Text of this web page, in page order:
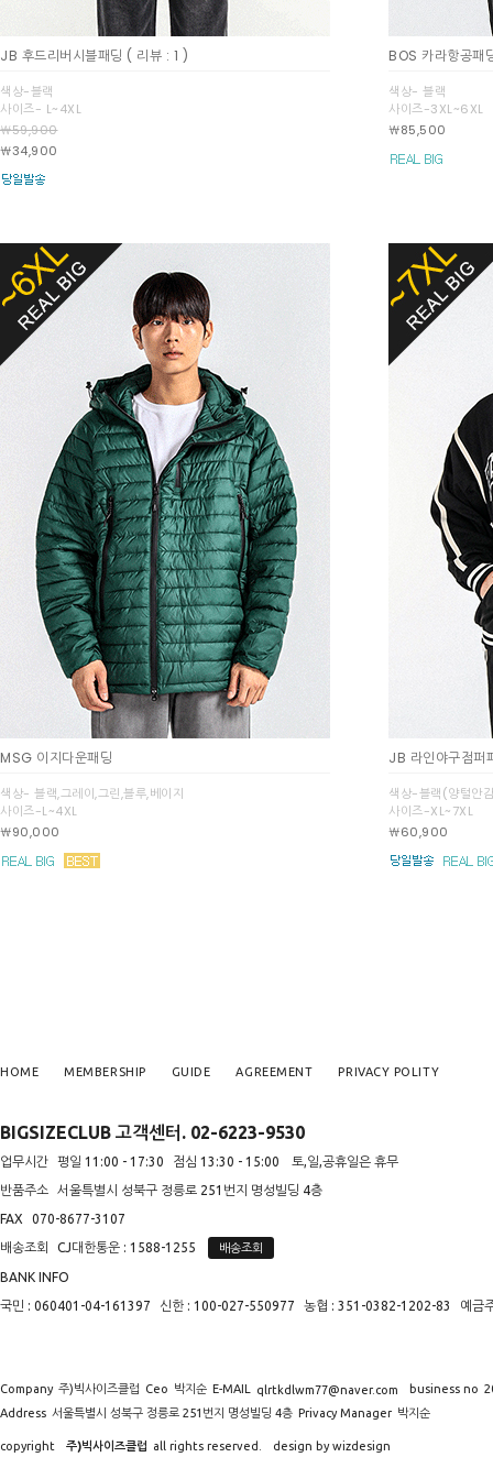
JB 후드리버시블패딩 ( 리뷰 : 1 )
색상-블랙
사이즈- L~4XL
￦59,900
￦34,900
BOS 카라항공
색상- 블랙
사이즈-3XL~6XL
￦85,500
MSG 이지다운패딩
색상- 블랙,그레이,그린,블루,베이지
사이즈-L~4XL
￦90,000
JB 라인야구점퍼
색상-블랙(양털안
사이즈-XL~7XL
￦60,900
HOME MEMBERSHIP GUIDE AGREEMENT PRIVACY POLITY
BIGSIZECLUB 고객센터. 02-6223-9530
업무시간 평일 11:00 - 17:30 점심 13:30 - 15:00
토,일,공휴일은 휴무
반품주소
서울특별시 성북구 정릉로 251번지 명성빌딩 4층
FAX
070-8677-3107
배송조회
CJ대한통운 : 1588-1255 배송조회
BANK INFO
국민 : 060401-04-161397
신한 : 100-027-550977 농협 : 351-0382-1202-83 예금
Company 주)빅사이즈클럽 Ceo 박지순 E-MAIL qlrtkdlwm77@naver.com business no
Address 서울특별시 성북구 정릉로 251번지 명성빌딩 4층 Privacy Manager 박지순
copyright 주)빅사이즈클럽 all rights reserved. design by wizdesign